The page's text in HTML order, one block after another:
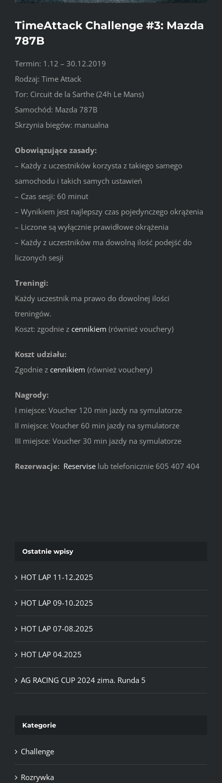
TimeAttack Challenge #3: Mazda
787B
Termin: 1.12 – 30.12.2019
Rodzaj: Time Attack
Tor: Circuit de la Sarthe (24h Le Mans)
Samochód: Mazda 787B
Skrzynia biegów: manualna
Obowiązujące zasady:
– Każdy z uczestników korzysta z takiego samego
samochodu i takich samych ustawień
– Czas sesji: 60 minut
– Wynikiem jest najlepszy czas pojedynczego okrążenia
– Liczone są wyłącznie prawidłowe okrążenia
– Każdy z uczestników ma dowolną ilość podejść do
liczonych sesji
Treningi:
Każdy uczestnik ma prawo do dowolnej ilości
treningów.
Koszt: zgodnie z cennikiem (również vouchery)
Koszt udziału:
Zgodnie z cennikiem (również vouchery)
Nagrody:
I miejsce: Voucher 120 min jazdy na symulatorze
II miejsce: Voucher 60 min jazdy na symulatorze
III miejsce: Voucher 30 min jazdy na symulatorze
Rezerwacje: Reservise lub telefonicznie 605 407 404
Ostatnie wpisy
HOT LAP 11-12.2025
HOT LAP 09-10.2025
HOT LAP 07-08.2025
HOT LAP 04.2025
AG RACING CUP 2024 zima. Runda 5
Kategorie
Challenge
Rozrywka